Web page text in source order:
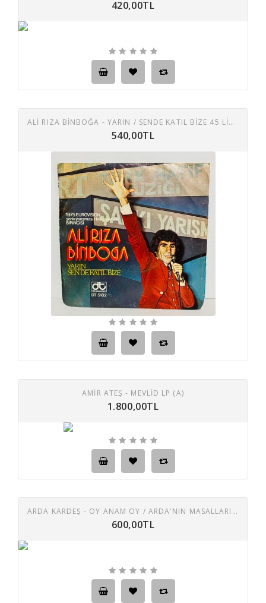
420,00TL
ALİ RIZA BİNBOĞA - YARIN / SENDE KATIL BIZE 45 LIK PLAK
540,00TL
AMİR ATEŞ - MEVLİD LP (A)
1.800,00TL
ARDA KARDEŞ - OY ANAM OY / ARDA'NIN MASALLARI 45 LIK PLAK
600,00TL